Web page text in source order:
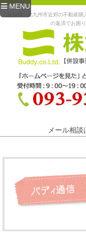
MENU
福岡県、北九州市近郊の不動産
の返済でお困
メール相